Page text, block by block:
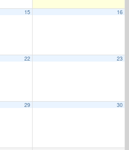
15 16
22 23
29 30